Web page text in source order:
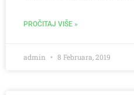
PROČITAJ VIŠE »
admin 8 Februara, 2019